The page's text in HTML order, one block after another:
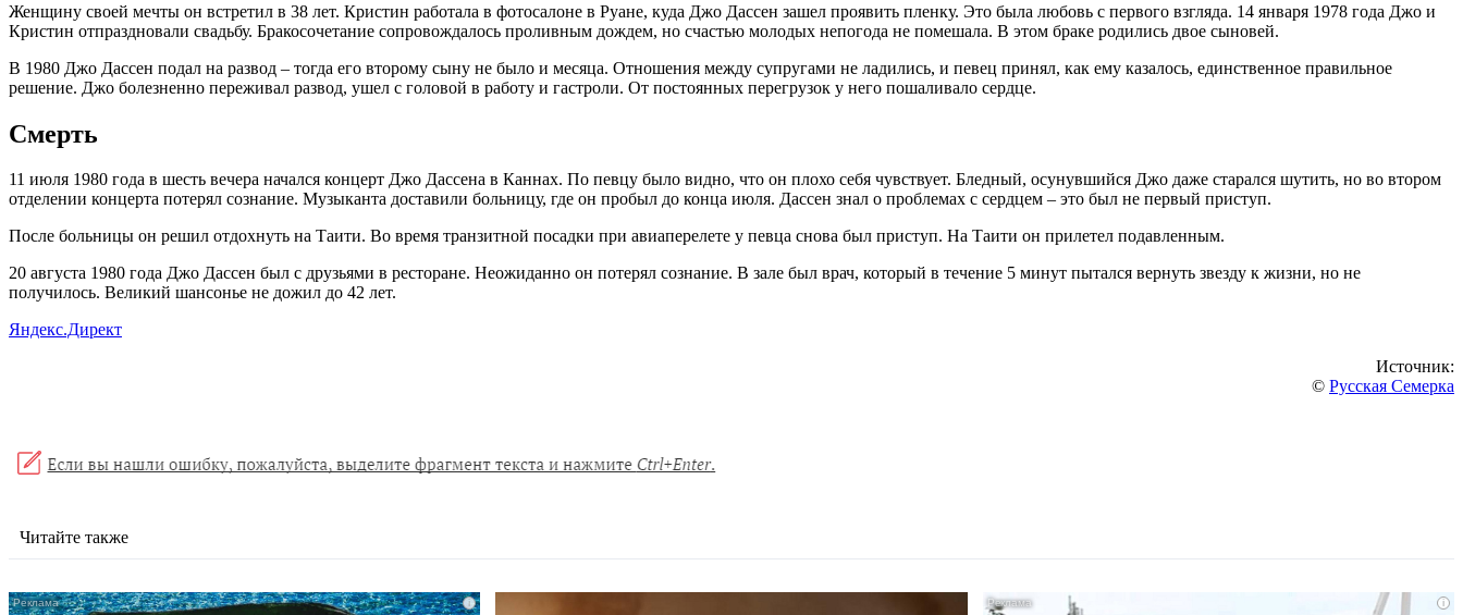
Женщину своей мечты он встретил в 38 лет. Кристин работала в фотосалоне в Руане, куда Джо Дассен зашел проявить пленку. Это была любовь с первого взгляда. 14 января 1978 года Джо и
Кристин отпраздновали свадьбу. Бракосочетание сопровождалось проливным дождем, но счастью молодых непогода не помешала. В этом браке родились двое сыновей.
В 1980 Джо Дассен подал на развод – тогда его второму сыну не было и месяца. Отношения между супругами не ладились, и певец принял, как ему казалось, единственное правильное
решение. Джо болезненно переживал развод, ушел с головой в работу и гастроли. От постоянных перегрузок у него пошаливало сердце.
Смерть
11 июля 1980 года в шесть вечера начался концерт Джо Дассена в Каннах. По певцу было видно, что он плохо себя чувствует. Бледный, осунувшийся Джо даже старался шутить, но во втором
отделении концерта потерял сознание. Музыканта доставили больницу, где он пробыл до конца июля. Дассен знал о проблемах с сердцем – это был не первый приступ.
После больницы он решил отдохнуть на Таити. Во время транзитной посадки при авиаперелете у певца снова был приступ. На Таити он прилетел подавленным.
20 августа 1980 года Джо Дассен был с друзьями в ресторане. Неожиданно он потерял сознание. В зале был врач, который в течение 5 минут пытался вернуть звезду к жизни, но не
получилось. Великий шансонье не дожил до 42 лет.
Яндекс.Директ
Источник:
© Русская Семерка
Читайте также
i i